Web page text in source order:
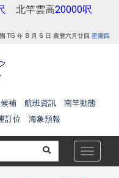
北竿雲高20000呎
115 年 8 月 6 日 農曆六月廿四 星期四
補 航班資訊
南竿動態
訂位 海象預報
Toggle